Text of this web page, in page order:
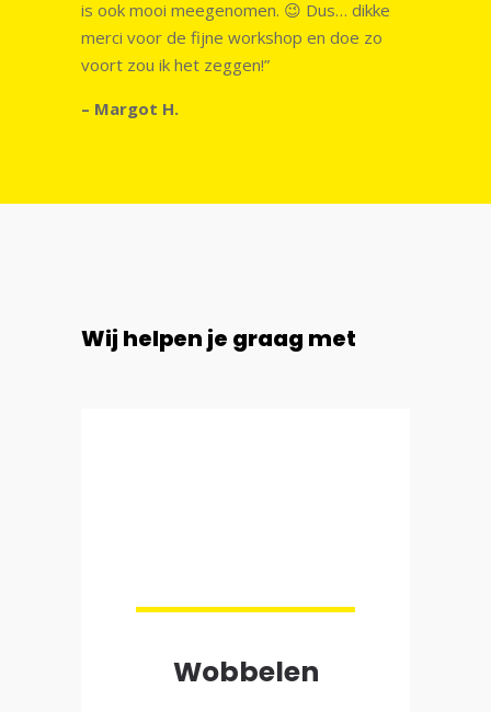
is ook mooi meegenomen. 😉 Dus… dikke
merci voor de fijne workshop en doe zo
voort zou ik het zeggen!”
– Margot H.
Wij helpen je graag met
Wobbelen